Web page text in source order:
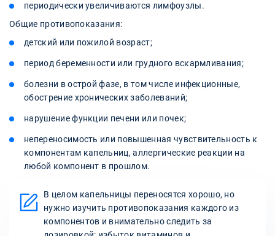
периодически увеличиваются лимфоузлы.
Общие противопоказания:
детский или пожилой возраст;
период беременности или грудного вскармливания;
болезни в острой фазе, в том числе инфекционные,
обострение хронических заболеваний;
нарушение функции печени или почек;
непереносимость или повышенная чувствительность к
компонентам капельниц, аллергические реакции на
любой компонент в прошлом.
В целом капельницы переносятся хорошо, но
нужно изучить противопоказания каждого из
компонентов и внимательно следить за